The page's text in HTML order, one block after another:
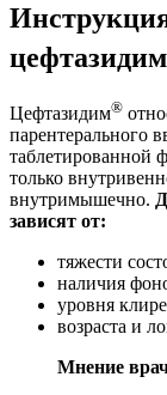
Цефтазидим®
парентерального
таблетированной
только
внутримышечно.
зависят от:
тяжести
наличия
уровня
возраста и
Мнение